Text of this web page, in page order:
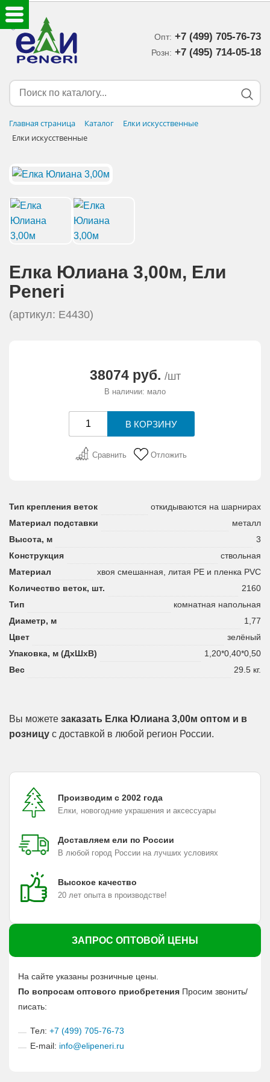
Опт: +7 (499) 705-76-73
Розн: +7 (495) 714-05-18‬
Главная страница Каталог
Елки искусственные
Елки искусственные
Елка Юлиана 3,00м, Eли
Peneri
(артикул: Е4430)
38074 руб. /шт
В наличии: мало
Сравнить Отложить
Тип крепления веток
откидываются на шарнирах
Материал подставки
металл
Высота, м
3
Конструкция
ствольная
Материал
хвоя смешанная, литая PE и пленка PVC
Количество веток, шт.
2160
Тип
комнатная напольная
Диаметр, м
1,77
Цвет
зелёный
Упаковка, м (ДхШхВ)
1,20*0,40*0,50
Вес
29.5 кг.
Вы можете заказать Елка Юлиана 3,00м оптом и в
розницу с доставкой в любой регион России.
Производим с 2002 года
Елки, новогодние украшения и аксессуары
Доставляем ели по России
В любой город России на лучших условиях
Высокое качество
20 лет опыта в производстве!
ЗАПРОС ОПТОВОЙ ЦЕНЫ
На сайте указаны розничные цены.
По вопросам оптового приобретения Просим звонить/
писать:
Тел: +7 (499) 705-76-73
E-mail: info@elipeneri.ru
ЕЛКИ ИСКУССТВЕННЫЕ
ЕЛОЧНЫЕ УКРАШЕНИЯ
НОВОГОДНИЙ ДЕКОР
ДОСТАВКА В РЕГИОНЫ
ДОСТАВКА
АКЦИИ И ПОДАРКИ
РЕКВИЗИТЫ